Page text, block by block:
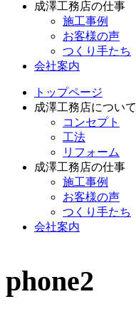
成澤工務店の仕事
施工事例
お客様の声
つくり手たち
会社案内
トップページ
成澤工務店について
コンセプト
工法
リフォーム
成澤工務店の仕事
施工事例
お客様の声
つくり手たち
会社案内
phone2